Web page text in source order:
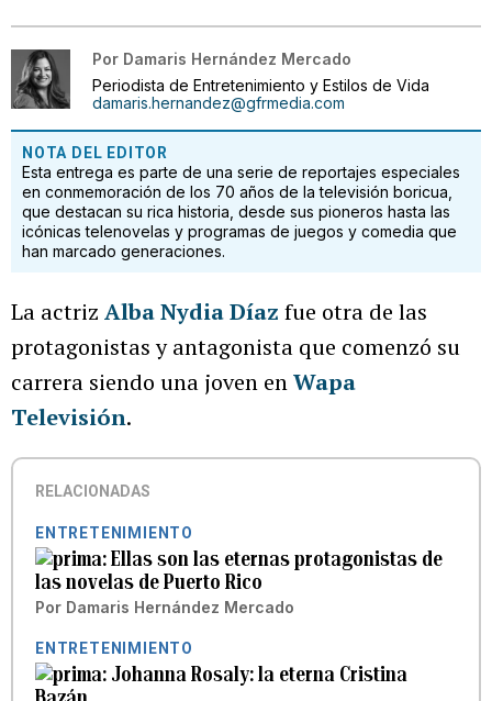
Por Damaris Hernández Mercado
Periodista de Entretenimiento y Estilos de Vida
damaris.hernandez@gfrmedia.com
NOTA DEL EDITOR
Esta entrega es parte de una serie de reportajes especiales
en conmemoración de los 70 años de la televisión boricua,
que destacan su rica historia, desde sus pioneros hasta las
icónicas telenovelas y programas de juegos y comedia que
han marcado generaciones.
La actriz Alba Nydia Díaz fue otra de las
protagonistas y antagonista que comenzó su
carrera siendo una joven enWapa
Televisión.
RELACIONADAS
ENTRETENIMIENTO
Ellas son las eternas protagonistas de
las novelas de Puerto Rico
Por Damaris Hernández Mercado
ENTRETENIMIENTO
Johanna Rosaly: la eterna Cristina